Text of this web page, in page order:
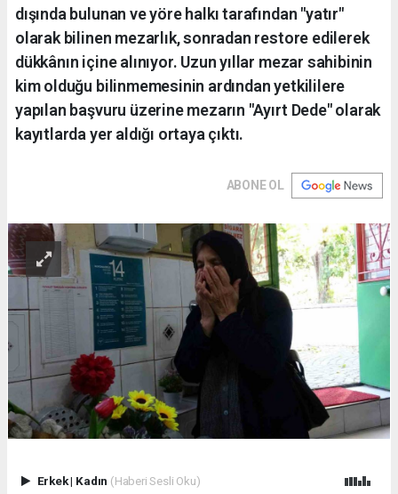
dışında bulunan ve yöre halkı tarafından "yatır"
olarak bilinen mezarlık, sonradan restore edilerek
dükkânın içine alınıyor. Uzun yıllar mezar sahibinin
kim olduğu bilinmemesinin ardından yetkililere
yapılan başvuru üzerine mezarın "Ayırt Dede" olarak
kayıtlarda yer aldığı ortaya çıktı.
ABONE OL
Erkek| Kadın (Haberi Sesli Oku)